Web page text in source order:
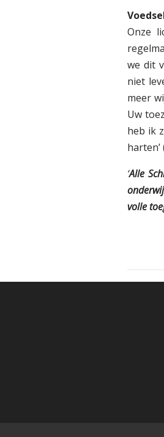
Onze
we dit
niet
meer
Uw
heb ik
harten’
‘Alle
volle